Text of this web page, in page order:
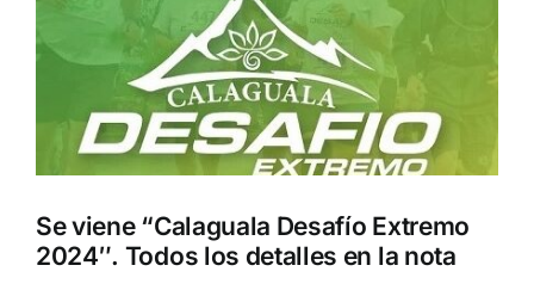
Se viene “Calaguala Desafío Extremo
2024″. Todos los detalles en la nota